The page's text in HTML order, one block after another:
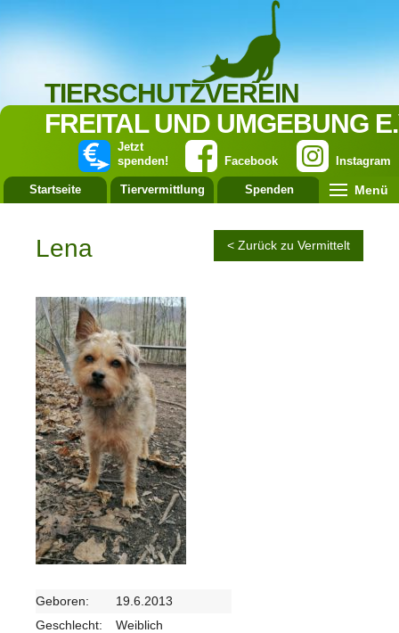
TIERSCHUTZVEREIN
FREITAL UND UMGEBUNG
Instagram
Facebook
Jetzt
spenden!
Startseite Tiervermittlung Spenden Menü
Lena < Zurück zu Vermittelt
Geboren:
19.6.2013
Geschlecht:
Weiblich